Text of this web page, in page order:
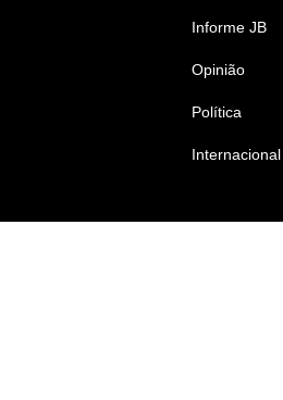
Informe JB
Opinião
Política
Internacional